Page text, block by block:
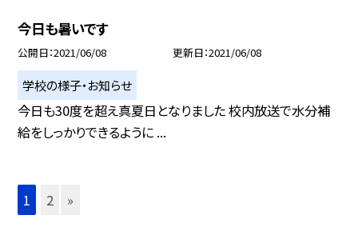
今日も暑いです
公開日 2021/06/08 更新日 2021/06/08
学校の様子・お知らせ
今日も30度を超え真夏日となりました 校内放送で水分補
給をしっかりできるように ...
1 2 »